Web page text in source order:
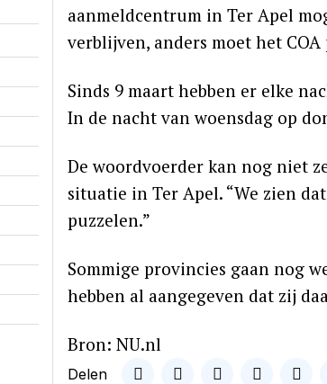
aanmeldcentrum in Ter Apel
verblijven, anders moet het
Sinds 9 maart hebben er elke
In de nacht van woensdag op
De woordvoerder kan nog niet
situatie in Ter Apel. “We zien
puzzelen.”
Sommige provincies gaan nog
hebben al aangegeven dat zij
Bron: NU.nl
Delen